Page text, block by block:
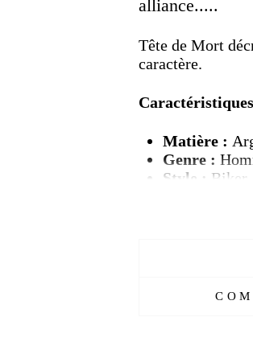
alliance.....
Tête de Mort
caractère.
Caractéristiques
Matière :
Genre :
Style : Biker
Temps de